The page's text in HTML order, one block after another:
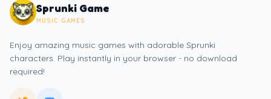
Sprunki Game
MUSIC GAMES
Enjoy amazing music games with adorable Sprunki
characters. Play instantly in your browser - no download
required!